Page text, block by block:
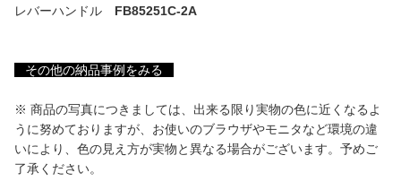
レバーハンドル FB85251C-2A
その他の納品事例をみる
※ 商品の写真につきましては、出来る限り実物の色に近くなるよ
うに努めておりますが、お使いのブラウザやモニタなど環境の違
いにより、色の見え方が実物と異なる場合がございます。予めご
了承ください。